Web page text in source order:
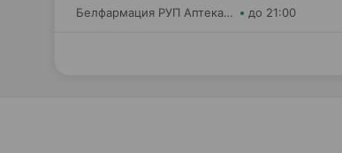
Белфармация РУП Аптека №54 до 21:00